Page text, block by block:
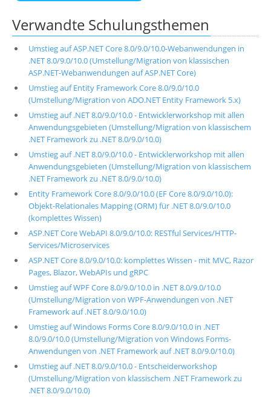
Verwandte Schulungsthemen
Umstieg auf ASP.NET Core 8.0/9.0/10.0-Webanwendungen in
.NET 8.0/9.0/10.0 (Umstellung/Migration von klassischen
ASP.NET-Webanwendungen auf ASP.NET Core)
Umstieg auf Entity Framework Core 8.0/9.0/10.0
(Umstellung/Migration von ADO.NET Entity Framework 5.x)
Umstieg auf .NET 8.0/9.0/10.0 - Entwicklerworkshop mit allen
Anwendungsgebieten (Umstellung/Migration von klassischem
.NET Framework zu .NET 8.0/9.0/10.0)
Umstieg auf .NET 8.0/9.0/10.0 - Entwicklerworkshop mit allen
Anwendungsgebieten (Umstellung/Migration von klassischem
.NET Framework zu .NET 8.0/9.0/10.0)
Entity Framework Core 8.0/9.0/10.0 (EF Core 8.0/9.0/10.0):
Objekt-Relationales Mapping (ORM) für .NET 8.0/9.0/10.0
(komplettes Wissen)
ASP.NET Core WebAPI 8.0/9.0/10.0: RESTful Services/HTTP-
Services/Microservices
ASP.NET Core 8.0/9.0/10.0: komplettes Wissen - mit MVC, Razor
Pages, Blazor, WebAPIs und gRPC
Umstieg auf WPF Core 8.0/9.0/10.0 in .NET 8.0/9.0/10.0
(Umstellung/Migration von WPF-Anwendungen von .NET
Framework auf .NET 8.0/9.0/10.0)
Umstieg auf Windows Forms Core 8.0/9.0/10.0 in .NET
8.0/9.0/10.0 (Umstellung/Migration von Windows Forms-
Anwendungen von .NET Framework auf .NET 8.0/9.0/10.0)
Umstieg auf .NET 8.0/9.0/10.0 - Entscheiderworkshop
(Umstellung/Migration von klassischem .NET Framework zu
.NET 8.0/9.0/10.0)